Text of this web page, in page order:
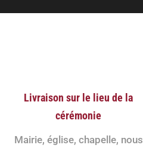
Livraison sur le lieu de la
cérémonie
Mairie, église, chapelle, nous